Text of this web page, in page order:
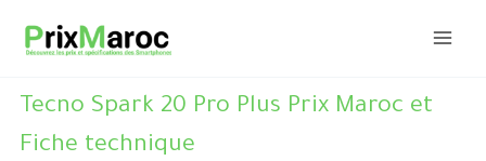
Tecno Spark 20 Pro Plus Prix Maroc et
Fiche technique